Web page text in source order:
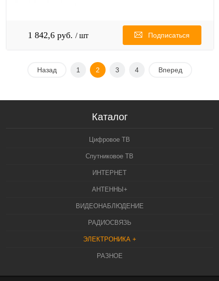
1 842,6 руб. / шт Подписаться
Назад 1 2 3 4 Вперед
Каталог
Цифровое ТВ
Спутниковое ТВ
ИНТЕРНЕТ
АНТЕННЫ+
ВИДЕОНАБЛЮДЕНИЕ
РАДИОСВЯЗЬ
ЭЛЕКТРОНИКА +
РАЗНОЕ